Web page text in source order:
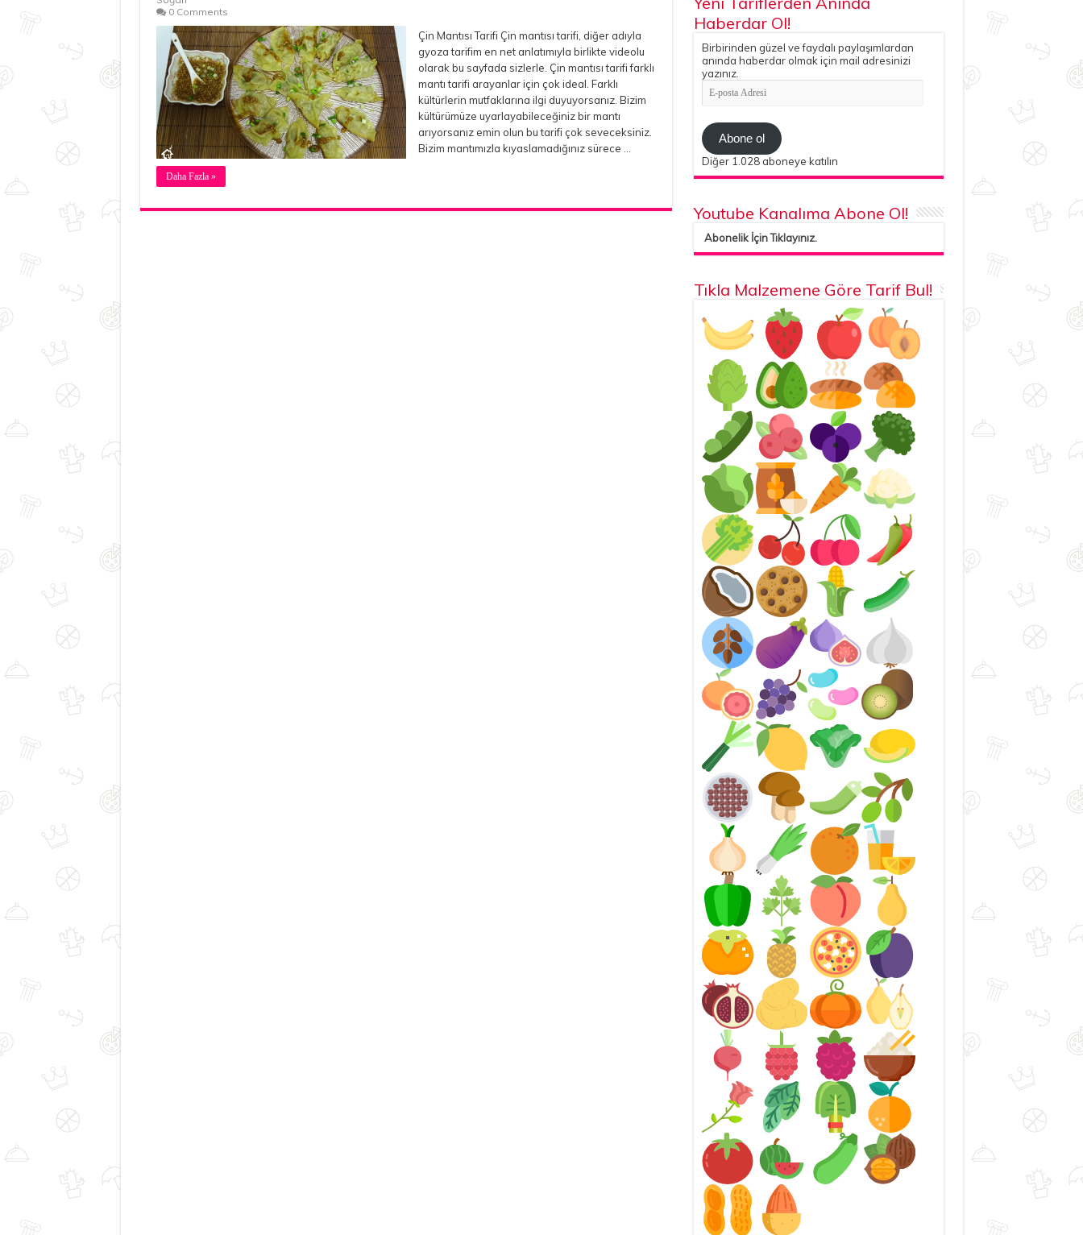
0 Comments
Çin Mantısı Tarifi Çin mantısı tarifi, diğer adıyla
gyoza tarifim en net anlatımıyla birlikte videolu
olarak bu sayfada sizlerle. Çin mantısı tarifi farklı
mantı tarifi arayanlar için çok ideal. Farklı
kültürlerin mutfaklarına ilgi duyuyorsanız. Bizim
kültürümüze uyarlayabileceğiniz bir mantı
arıyorsanız emin olun bu tarifi çok seveceksiniz.
Bizim mantımızla kıyaslamadığınız sürece …
Daha Fazla »
Haberdar Ol!
Birbirinden güzel ve faydalı paylaşımlardan
anında haberdar olmak için mail adresinizi
yazınız.
E-
posta
Abone ol
Diğer 1.028 aboneye katılın
Youtube Kanalıma Abone Ol!
Abonelik İçin Tıklayınız.
Tıkla Malzemene Göre Tarif Bul!